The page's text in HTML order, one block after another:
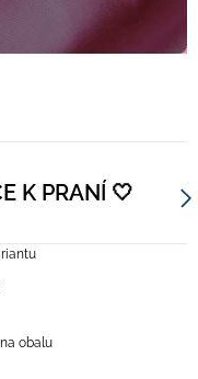
K PRANÍ 🤍
obalu